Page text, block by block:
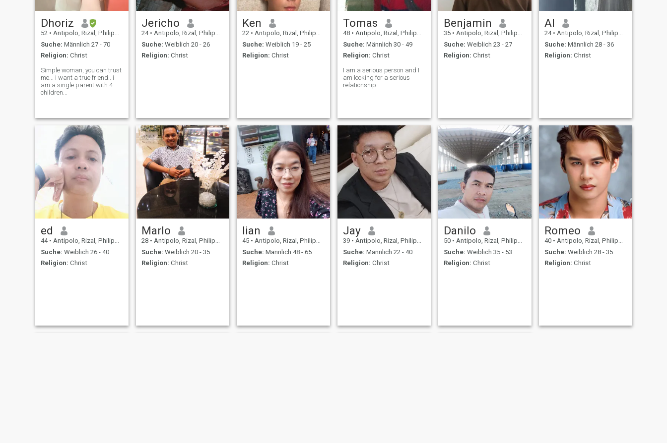
Dhoriz
52 • Antipolo, Rizal, Philippinen
Suche: Männlich 27 - 70
Religion: Christ
Simple woman, you can trust
me... i want a true friend.. i
am a single parent with 4
children...
Jericho
24 • Antipolo, Rizal, Philippinen
Suche: Weiblich 20 - 26
Religion: Christ
Ken
22 • Antipolo, Rizal, Philippinen
Suche: Weiblich 19 - 25
Religion: Christ
Tomas
48 • Antipolo, Rizal, Philippinen
Suche: Männlich 30 - 49
Religion: Christ
I am a serious person and I
am looking for a serious
relationship.
Benjamin
35 • Antipolo, Rizal, Philippinen
Suche: Weiblich 23 - 27
Religion: Christ
Al
24 • Antipolo, Rizal, Philippinen
Suche: Männlich 28 - 36
Religion: Christ
ed
44 • Antipolo, Rizal, Philippinen
Suche: Weiblich 26 - 40
Religion: Christ
Marlo
28 • Antipolo, Rizal, Philippinen
Suche: Weiblich 20 - 35
Religion: Christ
lian
45 • Antipolo, Rizal, Philippinen
Suche: Männlich 48 - 65
Religion: Christ
Jay
39 • Antipolo, Rizal, Philippinen
Suche: Männlich 22 - 40
Religion: Christ
Danilo
50 • Antipolo, Rizal, Philippinen
Suche: Weiblich 35 - 53
Religion: Christ
Romeo
40 • Antipolo, Rizal, Philippinen
Suche: Weiblich 28 - 35
Religion: Christ